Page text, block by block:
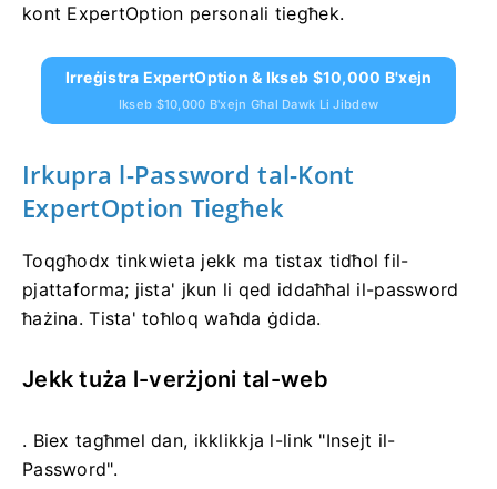
kont ExpertOption personali tiegħek.
Irreġistra ExpertOption & Ikseb $10,000 B'xejn
Ikseb $10,000 B'xejn Għal Dawk Li Jibdew
Irkupra l-Password tal-Kont
ExpertOption Tiegħek
Toqgħodx tinkwieta jekk ma tistax tidħol fil-
pjattaforma; jista' jkun li qed iddaħħal il-password
ħażina. Tista' toħloq waħda ġdida.
Jekk tuża l-verżjoni tal-web
. Biex tagħmel dan, ikklikkja l-link "Insejt il-
Password".